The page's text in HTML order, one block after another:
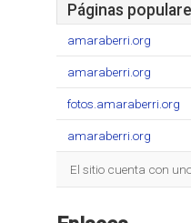
Páginas
amaraberri.org
amaraberri.org
fotos.amaraberri.org
amaraberri.org
El sitio cuenta con